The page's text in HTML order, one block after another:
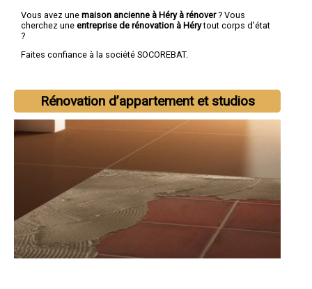
Vous avez une maison ancienne à Héry à rénover? Vous
cherchez une entreprise de rénovation à Hérytout corps d'état
?
Faites confiance à la société SOCOREBAT.
Rénovation d’appartement et studios